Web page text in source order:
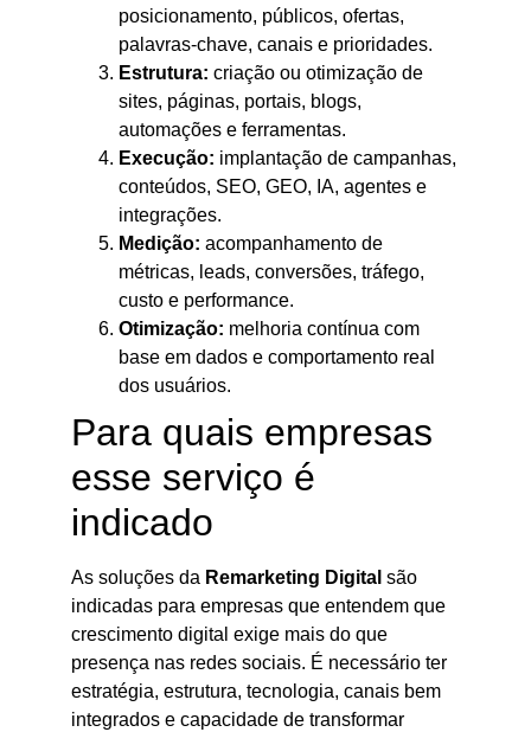
posicionamento, públicos, ofertas,
palavras-chave, canais e prioridades.
Estrutura: criação ou otimização de
sites, páginas, portais, blogs,
automações e ferramentas.
Execução: implantação de campanhas,
conteúdos, SEO, GEO, IA, agentes e
integrações.
Medição: acompanhamento de
métricas, leads, conversões, tráfego,
custo e performance.
Otimização: melhoria contínua com
base em dados e comportamento real
dos usuários.
Para quais empresas
esse serviço é
indicado
As soluções da Remarketing Digital são
indicadas para empresas que entendem que
crescimento digital exige mais do que
presença nas redes sociais. É necessário ter
estratégia, estrutura, tecnologia, canais bem
integrados e capacidade de transformar